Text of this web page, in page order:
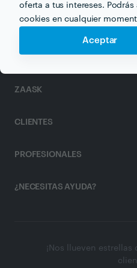
oferta a tus intereses.
cookies en cualquier
Aceptar
Peluquera a Domicilio en
ZAASK
CLIENTES
PROFESIONALES
¿NECESITAS AYUDA?
¡Nos llueven